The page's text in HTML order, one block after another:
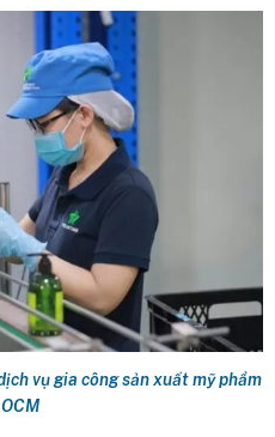
vụ gia công sản xuất mỹ phẩm